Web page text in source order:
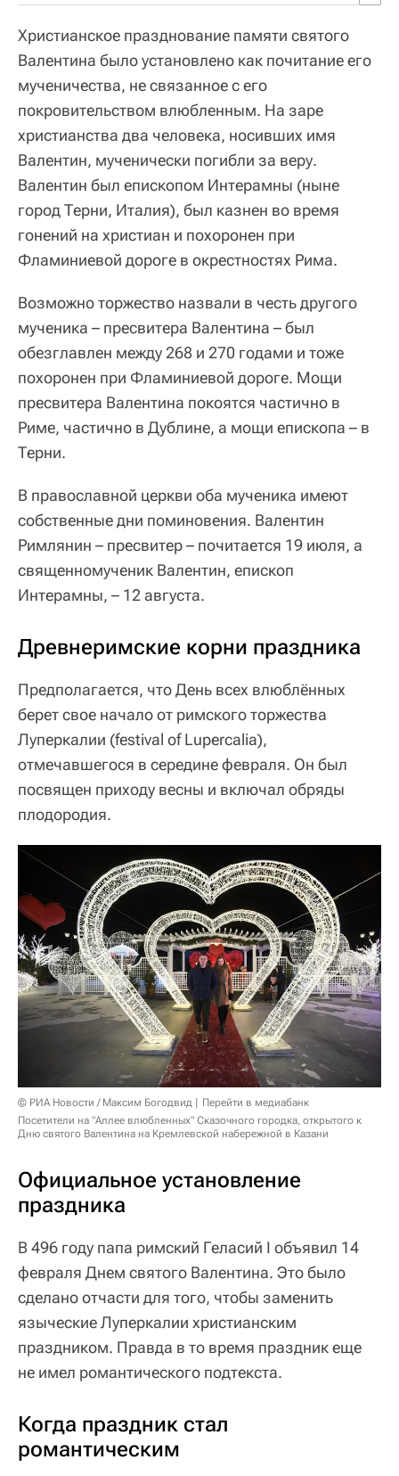
Христианское празднование памяти святого
Валентина было установлено как почитание его
мученичества, не связанное с его
покровительством влюбленным. На заре
христианства два человека, носивших имя
Валентин, мученически погибли за веру.
Валентин был епископом Интерамны (ныне
город Терни, Италия), был казнен во время
гонений на христиан и похоронен при
Фламиниевой дороге в окрестностях Рима.
Возможно торжество назвали в честь другого
мученика – пресвитера Валентина – был
обезглавлен между 268 и 270 годами и тоже
похоронен при Фламиниевой дороге. Мощи
пресвитера Валентина покоятся частично в
Риме, частично в Дублине, а мощи епископа – в
Терни.
В православной церкви оба мученика имеют
собственные дни поминовения. Валентин
Римлянин – пресвитер – почитается 19 июля, а
священномученик Валентин, епископ
Интерамны, – 12 августа.
Древнеримские корни праздника
Предполагается, что День всех влюблённых
берет свое начало от римского торжества
Луперкалии (festival of Lupercalia),
отмечавшегося в середине февраля. Он был
посвящен приходу весны и включал обряды
плодородия.
© РИА Новости / Максим Богодвид
Перейти в медиабанк
Посетители на "Аллее влюбленных" Сказочного городка, открытого к
Дню святого Валентина на Кремлевской набережной в Казани
Официальное установление
праздника
В 496 году папа римский Геласий I объявил 14
февраля Днем святого Валентина. Это было
сделано отчасти для того, чтобы заменить
языческие Луперкалии христианским
праздником. Правда в то время праздник еще
не имел романтического подтекста.
Когда праздник стал
романтическим